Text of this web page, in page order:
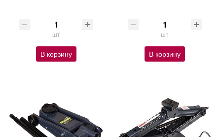
шт
В корзину
шт
В корзину